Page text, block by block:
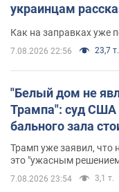
украинцам
Как на заправках уже
7.08.2026 22:56 23,7 т.
"Белый дом не
Трампа": суд США
бального зала
Трамп уже заявил, что
это "ужасным
7.08.2026 23:54 3,1 т.